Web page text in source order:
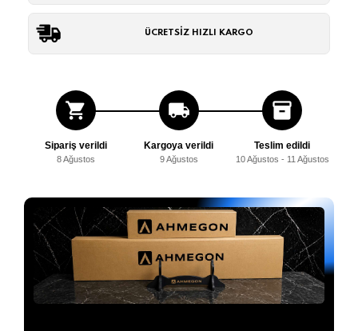
ÜCRETSİZ HIZLI KARGO
shopping_cart
Sipariş verildi
8 Ağustos
local_shipping
Kargoya verildi
9 Ağustos
inventory_2
Teslim edildi
10 Ağustos - 11 Ağustos